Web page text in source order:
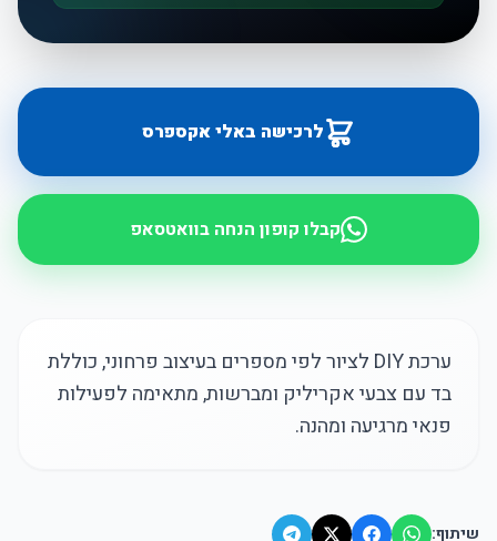
לרכישה באלי אקספרס
קבלו קופון הנחה בוואטסאפ
ערכת DIY לציור לפי מספרים בעיצוב פרחוני, כוללת
בד עם צבעי אקריליק ומברשות, מתאימה לפעילות
פנאי מרגיעה ומהנה.
שיתוף: